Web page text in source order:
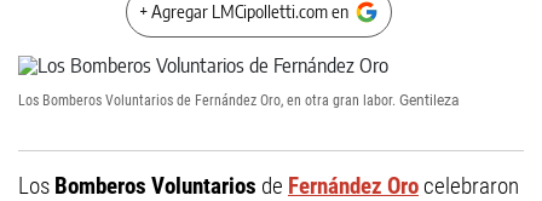
+ Agregar LMCipolletti.com en
Los Bomberos Voluntarios de Fernández Oro, en otra gran labor. Gentileza
Los Bomberos Voluntarios de Fernández Oro celebraron